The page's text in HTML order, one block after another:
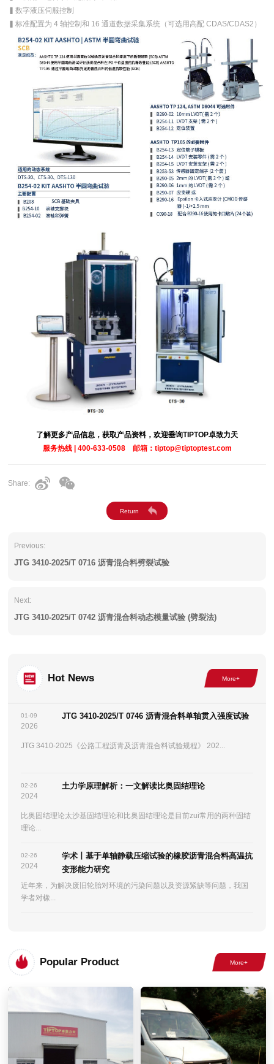
▍数字液压伺服控制
▍标准配置为 4 轴控制和 16 通道数据采集系统（可选用高配 CDAS/CDAS2）
了解更多产品信息，获取产品资料，欢迎垂询TIPTOP卓致力天
服务热线 | 400-633-0508 邮箱：tiptop@tiptoptest.com
Share:
Previous:
JTG 3410-2025/T 0716 沥青混合料劈裂试验
Next:
JTG 3410-2025/T 0742 沥青混合料动态模量试验 (劈裂法)
Hot News
01-09
2026
JTG 3410-2025/T 0746 沥青混合料单轴贯入强度试验
JTG 3410-2025《公路工程沥青及沥青混合料试验规程》 202...
02-26
2024
土力学原理解析：一文解读比奥固结理论
比奥固结理论太沙基固结理论和比奥固结理论是目前zui常用的两种固结
理论...
02-26
2024
学术丨基于单轴静载压缩试验的橡胶沥青混合料高温抗
变形能力研究
近年来，为解决废旧轮胎对环境的污染问题以及资源紧缺等问题，我国
学者对橡...
Popular Product